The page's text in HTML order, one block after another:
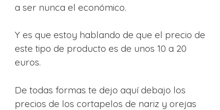
a ser nunca el económico.
Y es que estoy hablando de que el precio de
este tipo de producto es de unos 10 a 20
euros.
De todas formas te dejo aquí debajo los
precios de los cortapelos de nariz y orejas